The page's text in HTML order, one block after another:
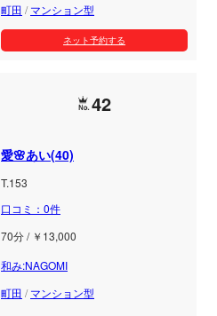
町田 /マンション型
ネット予約する
42
愛🌸あい(40)
T.153
口コミ：0件
70分 / ￥13,000
和み:NAGOMI
町田 /マンション型